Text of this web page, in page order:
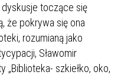
dyskusje toczące się
że pokrywa się ona
rozumianą jako
Sławomir
„Biblioteka- szkiełko, oko,